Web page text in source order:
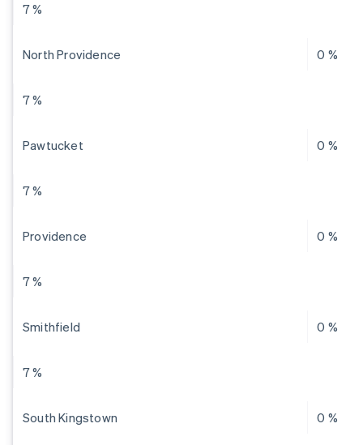
7 %
North Providence 0 %
7 %
Pawtucket 0 %
7 %
Providence 0 %
7 %
Smithfield 0 %
7 %
South Kingstown 0 %